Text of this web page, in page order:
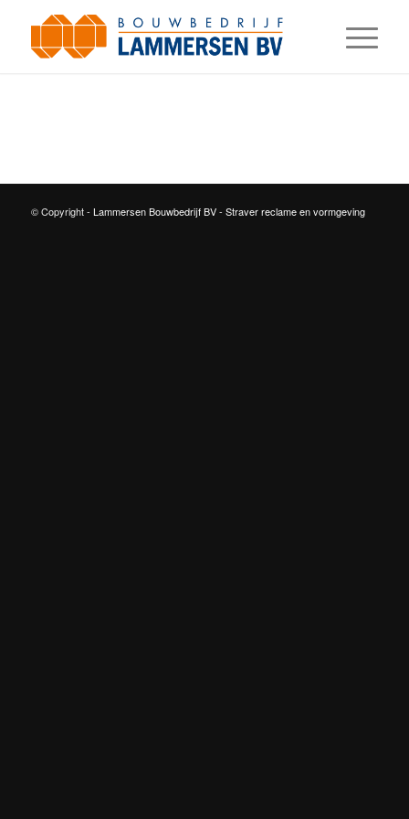
© Copyright - Lammersen Bouwbedrijf BV- Straver reclame en vormgeving